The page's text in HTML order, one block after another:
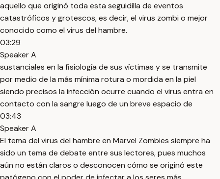
aquello que originó toda esta seguidilla de eventos
catastróficos y grotescos, es decir, el virus zombi o mejor
conocido como el virus del hambre.
03:29
Speaker A
sustanciales en la fisiología de sus víctimas y se transmite
por medio de la más mínima rotura o mordida en la piel
siendo precisos la infección ocurre cuando el virus entra en
contacto con la sangre luego de un breve espacio de
03:43
Speaker A
El tema del virus del hambre en Marvel Zombies siempre ha
sido un tema de debate entre sus lectores, pues muchos
aún no están claros o desconocen cómo se originó este